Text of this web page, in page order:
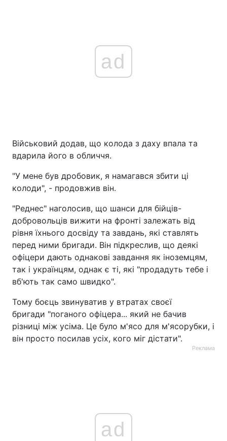
ad
Військовий додав, що колода з даху впала та
вдарила його в обличчя.
"У мене був дробовик, я намагався збити ці
колоди", - продовжив він.
"Реднес" наголосив, що шанси для бійців-
добровольців вижити на фронті залежать від
рівня їхнього досвіду та завдань, які ставлять
перед ними бригади. Він підкреслив, що деякі
офіцери дають однакові завдання як іноземцям,
так і українцям, однак є ті, які "продадуть тебе і
вб'ють так само швидко".
Тому боєць звинуватив у втратах своєї
бригади "поганого офіцера... який не бачив
різниці між усіма. Це було м'ясо для м'ясорубки, і
він просто посилав усіх, кого міг дістати".
Реклама
ad